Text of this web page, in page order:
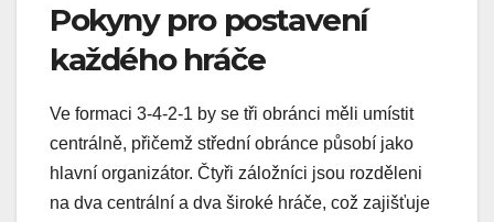
Pokyny pro postavení
každého hráče
Ve formaci 3-4-2-1 by se tři obránci měli umístit
centrálně, přičemž střední obránce působí jako
hlavní organizátor. Čtyři záložníci jsou rozděleni
na dva centrální a dva široké hráče, což zajišťuje